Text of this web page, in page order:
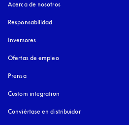
Acerca de nosotros
Responsabilidad
Inversores
Ofertas de empleo
Prensa
Custom integration
Conviértase en distribuidor